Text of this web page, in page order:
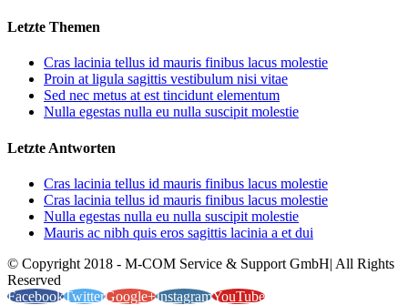
Letzte Themen
Cras lacinia tellus id mauris finibus lacus molestie
Proin at ligula sagittis vestibulum nisi vitae
Sed nec metus at est tincidunt elementum
Nulla egestas nulla eu nulla suscipit molestie
Letzte Antworten
Cras lacinia tellus id mauris finibus lacus molestie
Cras lacinia tellus id mauris finibus lacus molestie
Nulla egestas nulla eu nulla suscipit molestie
Mauris ac nibh quis eros sagittis lacinia a et dui
© Copyright 2018 - M-COM Service & Support GmbH| All Rights
Reserved
FacebookTwitterGoogle+InstagramYouTube